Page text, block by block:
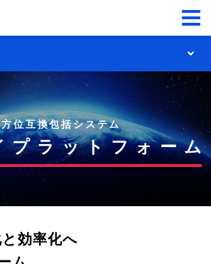
プ
ォーム
位互換包括システム
プラットフォーム
効率化へ